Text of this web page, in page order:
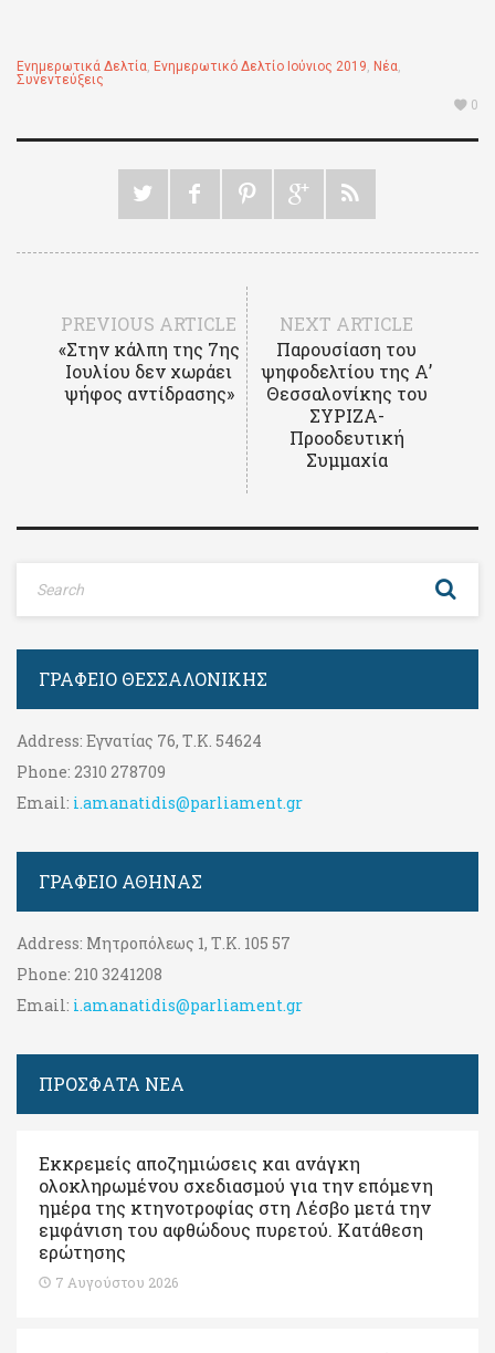
Ενημερωτικά Δελτία, Ενημερωτικό Δελτίο Ιούνιος 2019, Νέα,
Συνεντεύξεις
0
PREVIOUS ARTICLE
«Στην κάλπη της 7ης
Ιουλίου δεν χωράει
ψήφος αντίδρασης»
NEXT ARTICLE
Παρουσίαση του
ψηφοδελτίου της Α’
Θεσσαλονίκης του
ΣΥΡΙΖΑ-
Προοδευτική
Συμμαχία
ΓΡΑΦΕΊΟ ΘΕΣΣΑΛΟΝΊΚΗΣ
Address: Εγνατίας 76, Τ.Κ. 54624
Phone: 2310 278709
Email: i.amanatidis@parliament.gr
ΓΡΑΦΕΊΟ ΑΘΉΝΑΣ
Address: Μητροπόλεως 1, Τ.Κ. 105 57
Phone: 210 3241208
Email: i.amanatidis@parliament.gr
ΠΡΟΣΦΑΤΑ ΝΕΑ
Εκκρεμείς αποζημιώσεις και ανάγκη
ολοκληρωμένου σχεδιασμού για την επόμενη
ημέρα της κτηνοτροφίας στη Λέσβο μετά την
εμφάνιση του αφθώδους πυρετού. Kατάθεση
ερώτησης
7 Αυγούστου 2026